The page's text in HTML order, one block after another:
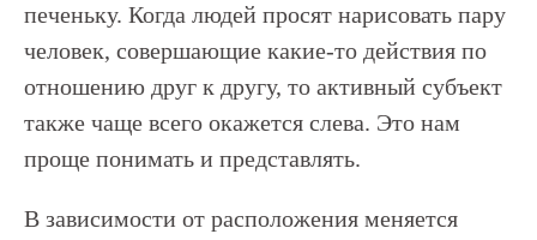
печеньку. Когда людей просят нарисовать пару
человек, совершающие какие-то действия по
отношению друг к другу, то активный субъект
также чаще всего окажется слева. Это нам
проще понимать и представлять.
В зависимости от расположения меняется